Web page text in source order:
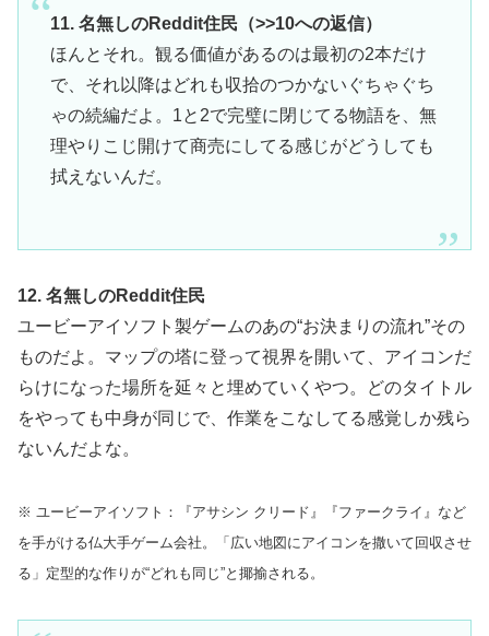
11. 名無しのReddit住民（>>10への返信）
ほんとそれ。観る価値があるのは最初の2本だけ
で、それ以降はどれも収拾のつかないぐちゃぐち
ゃの続編だよ。1と2で完璧に閉じてる物語を、無
理やりこじ開けて商売にしてる感じがどうしても
拭えないんだ。
12. 名無しのReddit住民
ユービーアイソフト製ゲームのあの“お決まりの流れ”その
ものだよ。マップの塔に登って視界を開いて、アイコンだ
らけになった場所を延々と埋めていくやつ。どのタイトル
をやっても中身が同じで、作業をこなしてる感覚しか残ら
ないんだよな。
※ ユービーアイソフト：『アサシン クリード』『ファークライ』など
を手がける仏大手ゲーム会社。「広い地図にアイコンを撒いて回収させ
る」定型的な作りが“どれも同じ”と揶揄される。